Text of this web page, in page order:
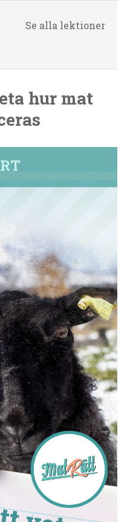
Se alla lektioner
hur mat